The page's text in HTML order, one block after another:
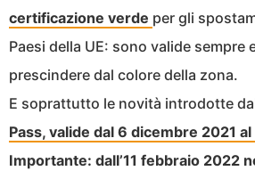
certificazione verde per gli
Paesi della UE: sono valide sempre
prescindere dal colore della zona.
E soprattutto le novità introdotte
Pass, valide dal 6 dicembre 2021
Importante: dall’11 febbraio 2022